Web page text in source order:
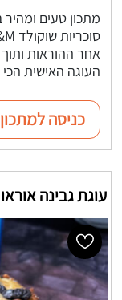
מתכון טעים
העוגה האישית
כניסה למתכון
עוגת גבינה